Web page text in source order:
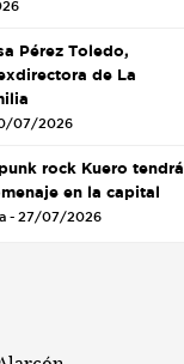
Pérez Toledo,
de La
07/2026
rock Kuero tendrá
en la capital
- 27/07/2026